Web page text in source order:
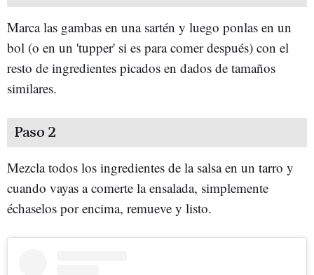
Marca las gambas en una sartén y luego ponlas en un
bol (o en un 'tupper' si es para comer después) con el
resto de ingredientes picados en dados de tamaños
similares.
Paso 2
Mezcla todos los ingredientes de la salsa en un tarro y
cuando vayas a comerte la ensalada, simplemente
échaselos por encima, remueve y listo.